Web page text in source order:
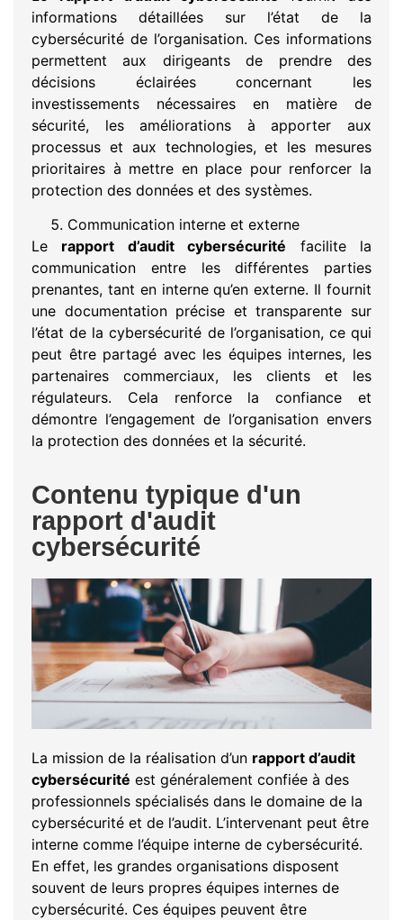
informations détaillées sur l’état de la
cybersécurité de l’organisation. Ces informations
permettent aux dirigeants de prendre des
décisions éclairées concernant les
investissements nécessaires en matière de
sécurité, les améliorations à apporter aux
processus et aux technologies, et les mesures
prioritaires à mettre en place pour renforcer la
protection des données et des systèmes.
Communication interne et externe
Le rapport d’audit cybersécurité facilite la
communication entre les différentes parties
prenantes, tant en interne qu’en externe. Il fournit
une documentation précise et transparente sur
l’état de la cybersécurité de l’organisation, ce qui
peut être partagé avec les équipes internes, les
partenaires commerciaux, les clients et les
régulateurs. Cela renforce la confiance et
démontre l’engagement de l’organisation envers
la protection des données et la sécurité.
Contenu typique d'un
rapport d'audit
cybersécurité
La mission de la réalisation d’un rapport d’audit
cybersécurité est généralement confiée à des
professionnels spécialisés dans le domaine de la
cybersécurité et de l’audit. L’intervenant peut être
interne comme l’équipe interne de cybersécurité.
En effet, les grandes organisations disposent
souvent de leurs propres équipes internes de
cybersécurité. Ces équipes peuvent être